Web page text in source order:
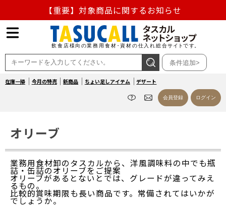
【重要】対象商品に関するお知らせ
【重要】熊本地震の影響による商品出荷停止のお知らせ
熊本県熊本地方を震源とする地震の影響によるお荷物のお
届け遅延について
条件追加>
在庫一掃 今月の特売 新商品 ちょい足しアイテム デザート
会員登録 ログイン
オリーブ
業務用食材卸のタスカルから、洋風調味料の中でも瓶
詰・缶詰のオリーブをご提案
オリーブがあるとないとでは、グレードが違ってみえ
るもの。
比較的賞味期限も長い商品です。常備されてはいかが
でしょうか。